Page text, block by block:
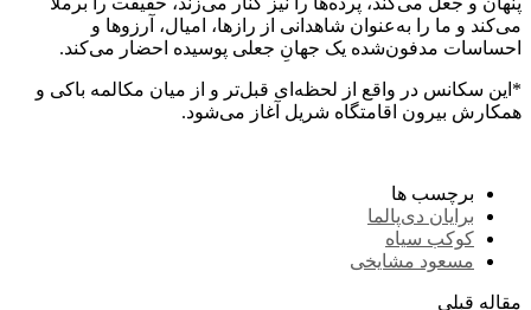
می‌کند و ما را به‌عنوان شاهدانی از رازها، امیال، آرزوها و
احساسات مدفون‌شده یک جهانِ جعلی پوسیده احضار می‌کند.
*این سکانس در واقع از لحظه‌ای قبل‌تر و از میان مکالمه باکی و
همکارش بیرون اقامتگاه شریل آغاز می‌شود.
برچسب ها
برایان دی‌پالما
کوکب سیاه
مسعود مشایخی
مقاله قبلی